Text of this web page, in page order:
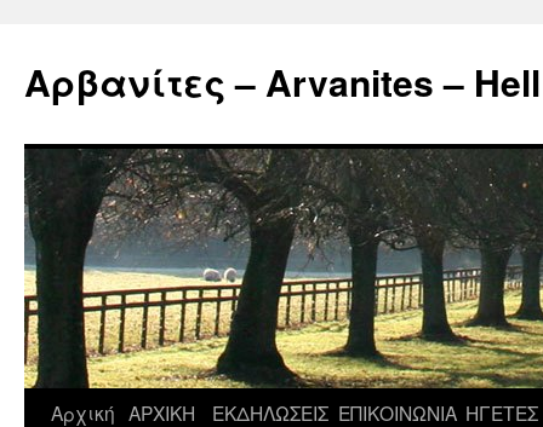
περιεχόμενο
Αρβανίτες – Arvanites –
Αρχική ΑΡΧΙΚΗ ΕΚΔΗΛΩΣΕΙΣ ΕΠΙΚΟΙΝΩΝΙΑ ΗΓΕΤΕΣ